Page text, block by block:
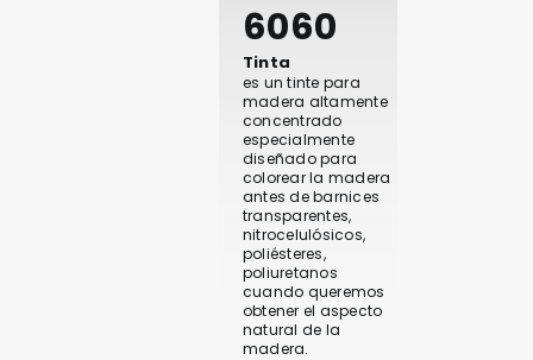
6060
Tinta
es un tinte para
madera altamente
concentrado
especialmente
diseñado para
colorear la madera
antes de barnices
transparentes,
nitrocelulósicos,
poliésteres,
poliuretanos
cuando queremos
obtener el aspecto
natural de la
madera.